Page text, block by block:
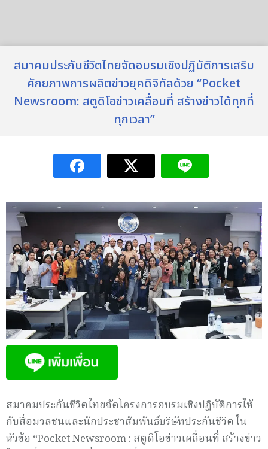
สมาคมประกันชีวิตไทยจัดอบรมเชิงปฏิบัติการเสริม
ศักยภาพการผลิตข่าวยุคดิจิทัลด้วย “Pocket
Newsroom: สตูดิโอข่าวเคลื่อนที่ สร้างข่าวได้ทุกที่
ทุกเวลา”
สมาคมประกันชีวิตไทยจัดโครงการอบรมเชิงปฏิบัติการให้
กับสื่อมวลชนและนักประชาสัมพันธ์บริษัทประกันชีวิต ใน
หัวข้อ “Pocket Newsroom : สตูดิโอข่าวเคลื่อนที่ สร้างข่าว